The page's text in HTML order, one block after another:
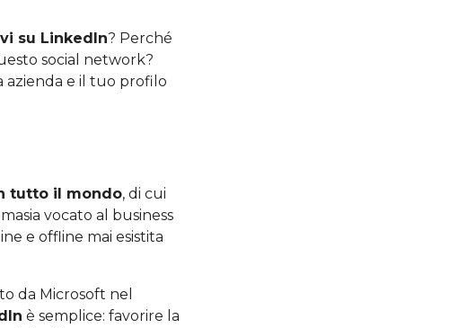
su LinkedIn? Perché
social network?
azienda e il tuo profilo
tutto il mondo, di cui
vocato al business
e offline mai esistita
da Microsoft nel
è semplice: favorire la